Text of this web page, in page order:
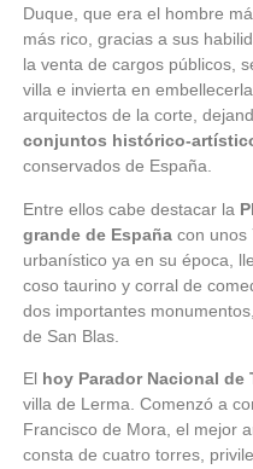
Duque, que era el hombre
más rico, gracias a sus
la venta de cargos públicos,
villa e invierta en
arquitectos de la corte,
conjuntos histórico-
conservados de España.
Entre ellos cabe destacar la
grande de Españacon unos
urbanístico ya en su época,
coso taurino y corral de
dos importantes
de San Blas.
El hoy Parador Nacional de
villa de Lerma. Comenzó a
Francisco de Mora, el mejor
consta de cuatro torres,